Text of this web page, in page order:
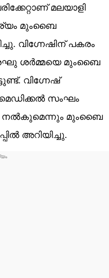
മലയാളി
മുംബൈ
വിഗ്നേഷിന് പകരം
ശർമ്മയെ മുംബൈ
വിഗ്നേഷ്
മെഡിക്കൽ സംഘം
നൽകുമെന്നും മുംബൈ
അറിയിച്ചു.